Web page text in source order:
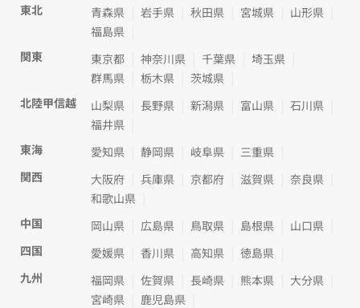
東北
青森県 岩手県 秋田県 宮城県
山形県
福島県
関東
東京都 神奈川県 千葉県
埼玉県
群馬県
栃木県
茨城県
北陸甲信越
山梨県 長野県 新潟県 富山県
石川県
福井県
東海
愛知県 静岡県 岐阜県
三重県
関西
大阪府 兵庫県 京都府 滋賀県
奈良県
和歌山県
中国
岡山県 広島県 鳥取県 島根県
山口県
四国
愛媛県 香川県 高知県
徳島県
九州
福岡県 佐賀県 長崎県 熊本県
大分県
宮崎県
鹿児島県